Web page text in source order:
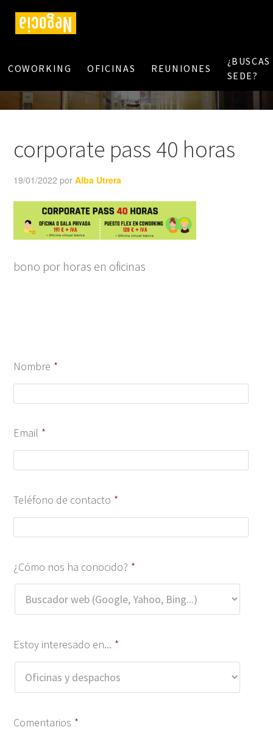
COWORKING OFICINAS REUNIONES
¿BUSCAS
SEDE?
corporate pass 40 horas
19/01/2022 porAlba Utrera
bono por horas en oficinas
Nombre *
Email *
Teléfono de contacto *
¿Cómo nos ha conocido? *
Estoy interesado en... *
Comentarios *